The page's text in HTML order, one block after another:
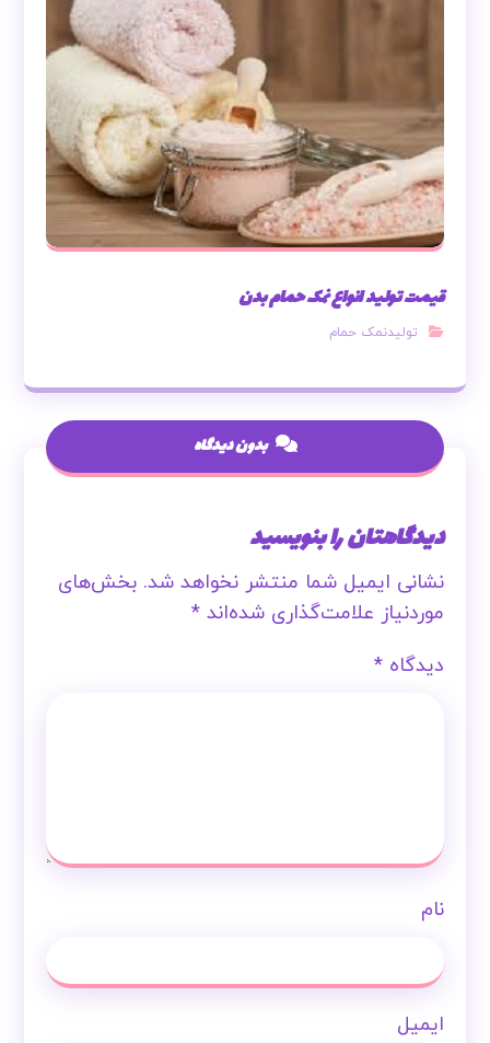
قیمت تولید انواع نمک حمام بدن
تولیدنمک حمام
بدون دیدگاه
دیدگاهتان را بنویسید
نشانی ایمیل شما منتشر نخواهد شد. بخش‌های
موردنیاز علامت‌گذاری شده‌اند*
دیدگاه*
نام
ایمیل